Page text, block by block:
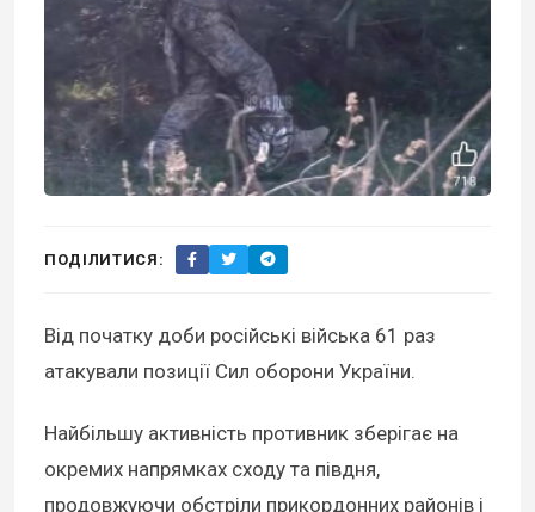
ПОДІЛИТИСЯ:
Від початку доби російські війська 61 раз
атакували позиції Сил оборони України.
Найбільшу активність противник зберігає на
окремих напрямках сходу та півдня,
продовжуючи обстріли прикордонних районів і